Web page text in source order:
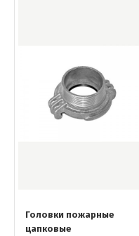
Головки пожарные
цапковые